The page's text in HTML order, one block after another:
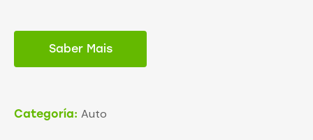
Saber Mais
Categoría: Auto